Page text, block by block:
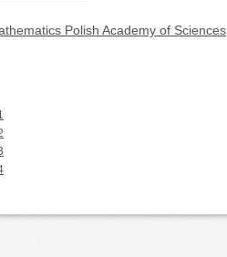
Polish Academy of Sciences